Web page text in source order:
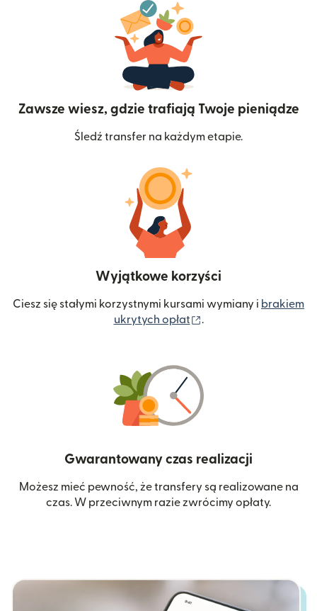
Zawsze wiesz, gdzie trafiają Twoje pieniądze
Śledź transfer na każdym etapie.
Wyjątkowe korzyści
Ciesz się stałymi korzystnymi kursami wymiany i brakiem
ukrytych opłat
.
Gwarantowany czas realizacji
Możesz mieć pewność, że transfery są realizowane na
czas. W przeciwnym razie zwrócimy opłaty.